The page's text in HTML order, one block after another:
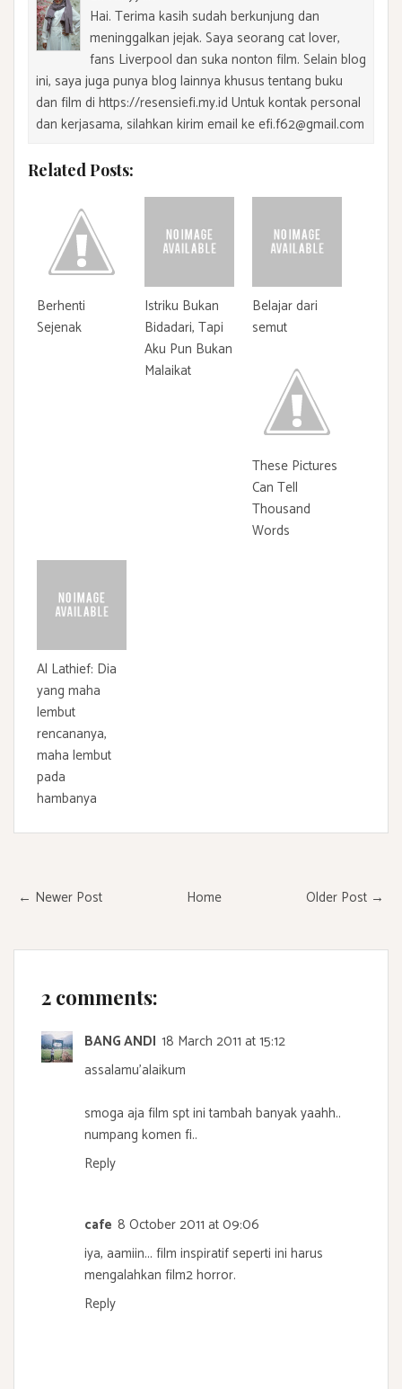
Hai. Terima kasih sudah berkunjung dan
meninggalkan jejak. Saya seorang cat lover,
fans Liverpool dan suka nonton film. Selain blog
ini, saya juga punya blog lainnya khusus tentang buku
dan film di https://resensiefi.my.id Untuk kontak personal
dan kerjasama, silahkan kirim email ke efi.f62@gmail.com
Related Posts:
Berhenti
Sejenak
Istriku Bukan
Bidadari, Tapi
Aku Pun Bukan
Malaikat
Belajar dari
semut
These Pictures
Can Tell
Thousand
Words
Al Lathief: Dia
yang maha
lembut
rencananya,
maha lembut
pada
hambanya
← Newer Post Older Post →
Home
2 comments:
BANG ANDI 18 March 2011 at 15:12
assalamu'alaikum
smoga aja film spt ini tambah banyak yaahh..
numpang komen fi..
Reply
cafe 8 October 2011 at 09:06
iya, aamiin... film inspiratif seperti ini harus
mengalahkan film2 horror.
Reply